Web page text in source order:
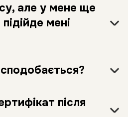
але у мене ще
мені
після